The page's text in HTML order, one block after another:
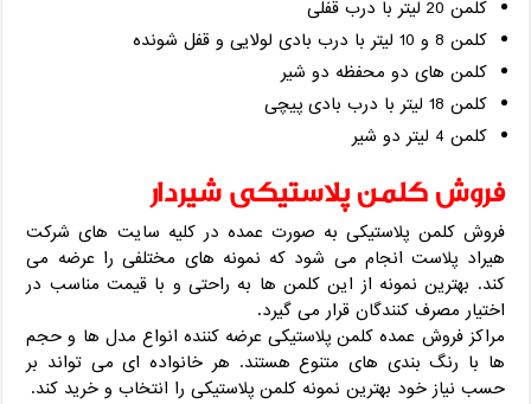
کلمن 20 لیتر با درب قفلی
کلمن 8 و 10 لیتر با درب بادی لولایی و قفل شونده
کلمن های دو محفظه دو شیر
کلمن 18 لیتر با درب بادی پیچی
کلمن 4 لیتر دو شیر
فروش کلمن پلاستیکی شیردار
فروش کلمن پلاستیکی به صورت عمده در کلیه سایت های شرکت
هیراد پلاست انجام می شود که نمونه های مختلفی را عرضه می
کند. بهترین نمونه از این کلمن ها به راحتی و با قیمت مناسب در
اختیار مصرف کنندگان قرار می گیرد.
مراکز فروش عمده کلمن پلاستیکی عرضه کننده انواع مدل ها و حجم
ها با رنگ بندی های متنوع هستند. هر خانواده ای می تواند بر
حسب نیاز خود بهترین نمونه کلمن پلاستیکی را انتخاب و خرید کند.